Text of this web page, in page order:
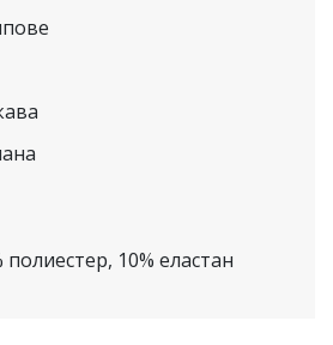
полиестер, 10% еластан